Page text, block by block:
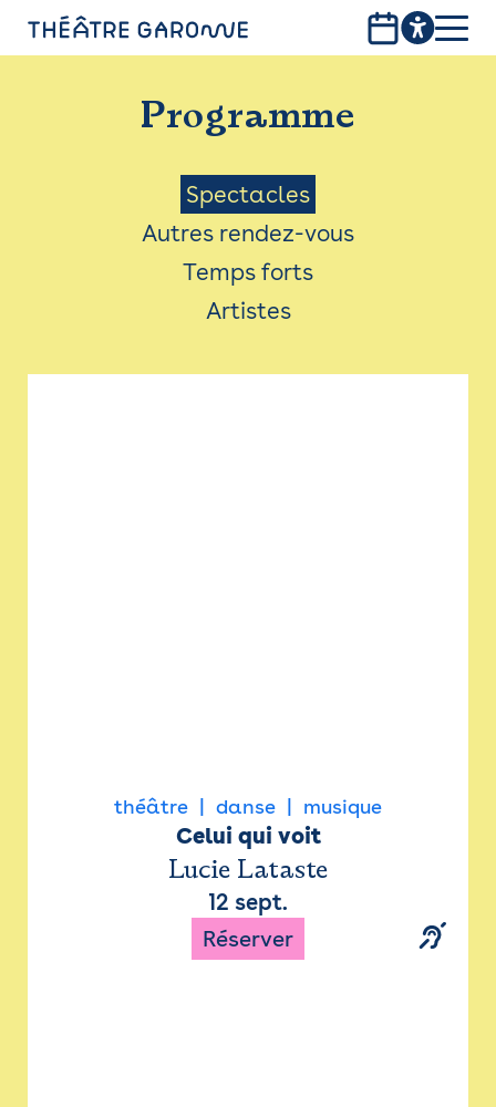
PROGRAMME
INFOS PRATIQUES
AVEC LES PUBLICS
ACCESSIBILITÉ
LES PRODUCTIONS
Programme
Menu
Saison
Spectacles
Autres rendez-vous
Temps forts
Artistes
théâtre danse musique
Celui qui voit
Lucie Lataste
12 sept.
Réserver